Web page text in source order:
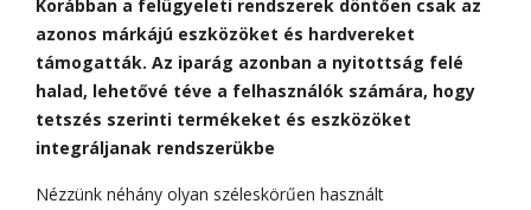
Korábban a felügyeleti rendszerek döntően csak az
azonos márkájú eszközöket és hardvereket
támogatták. Az iparág azonban a nyitottság felé
halad, lehetővé téve a felhasználók számára, hogy
tetszés szerinti termékeket és eszközöket
integráljanak rendszerükbe
Nézzünk néhány olyan széleskörűen használt